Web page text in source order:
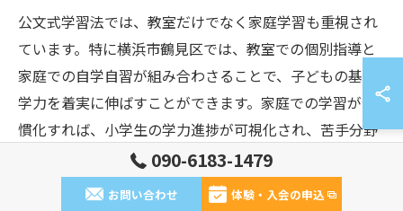
公文式学習法では、教室だけでなく家庭学習も重視され
ています。特に横浜市鶴見区では、教室での個別指導と
家庭での自学自習が組み合わさることで、子どもの基礎
学力を着実に伸ばすことができます。家庭での学習が習
慣化すれば、小学生の学力進捗が可視化され、苦手分野
の早期発見や克服にもつながります。
家庭と教室が連携するためには、学習記録ノートを活用
090-6183-1479
お問い合わせ 体験・入会の申込